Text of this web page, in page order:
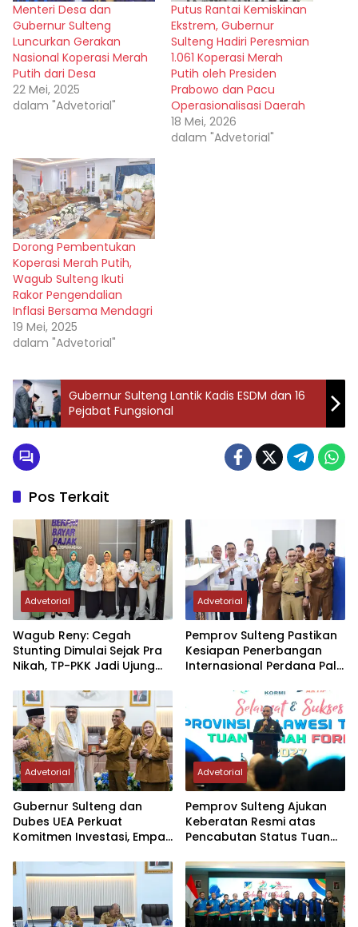
Menteri Desa dan
Gubernur Sulteng
Luncurkan Gerakan
Nasional Koperasi Merah
Putih dari Desa
22 Mei, 2025
dalam "Advetorial"
Putus Rantai Kemiskinan
Ekstrem, Gubernur
Sulteng Hadiri Peresmian
1.061 Koperasi Merah
Putih oleh Presiden
Prabowo dan Pacu
Operasionalisasi Daerah
18 Mei, 2026
dalam "Advetorial"
Dorong Pembentukan
Koperasi Merah Putih,
Wagub Sulteng Ikuti
Rakor Pengendalian
Inflasi Bersama Mendagri
19 Mei, 2025
dalam "Advetorial"
Gubernur Sulteng Lantik Kadis ESDM dan 16
Pejabat Fungsional
Pos Terkait
Advetorial
Wagub Reny: Cegah
Stunting Dimulai Sejak Pra
Nikah, TP-PKK Jadi Ujung
Advetorial
Pemprov Sulteng Pastikan
Kesiapan Penerbangan
Internasional Perdana Palu
Advetorial
Gubernur Sulteng dan
Dubes UEA Perkuat
Komitmen Investasi, Empat
Advetorial
Pemprov Sulteng Ajukan
Keberatan Resmi atas
Pencabutan Status Tuan
2027